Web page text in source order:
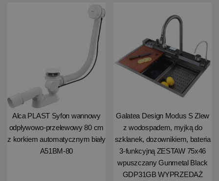
Alca PLAST Syfon wannowy
odpływowo-przelewowy 80 cm
z korkiem automatycznym biały
A51BM-80
Galatea Design Modus S Zlew
z wodospadem, myjką do
szklanek, dozownikiem, bateria
3-funkcyjną ZESTAW 75x46
wpuszczany Gunmetal Black
GDP31GB WYPRZEDAŻ